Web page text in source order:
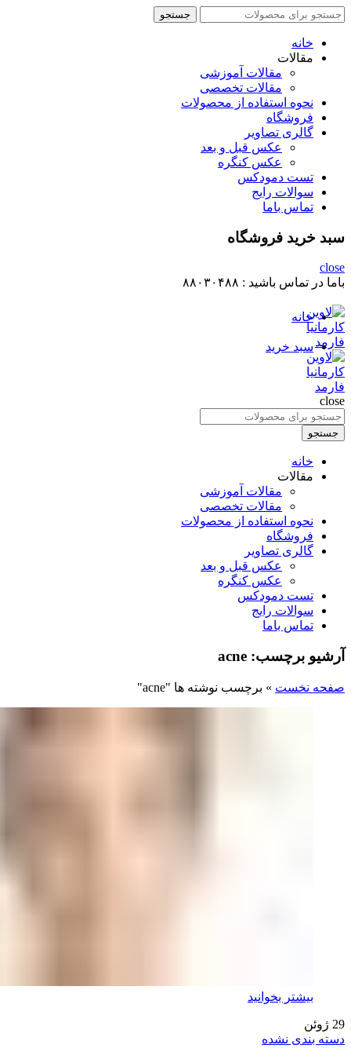
جستجو
جستجو
خانه
مقالات
مقالات آموزشی
مقالات تخصصی
نحوه استفاده از محصولات
فروشگاه
گالری تصاویر
عکس قبل و بعد
عکس کنگره
تست دمودکس
سوالات رایج
تماس باما
سبد خرید فروشگاه
close
باما در تماس باشید : ۸۸۰۳۰۴۸۸
خانه
سبد خرید
close
جستجو
برای
:
جستجو
خانه
مقالات
مقالات آموزشی
مقالات تخصصی
نحوه استفاده از محصولات
فروشگاه
گالری تصاویر
عکس قبل و بعد
عکس کنگره
تست دمودکس
سوالات رایج
تماس باما
آرشیو برچسب: acne
صفحه نخست » برچسب نوشته ها "acne"
بیشتر بخوانید
29 ژوئن
دسته بندی نشده